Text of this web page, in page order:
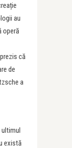
au
operă
că
de
a
ultimul
există